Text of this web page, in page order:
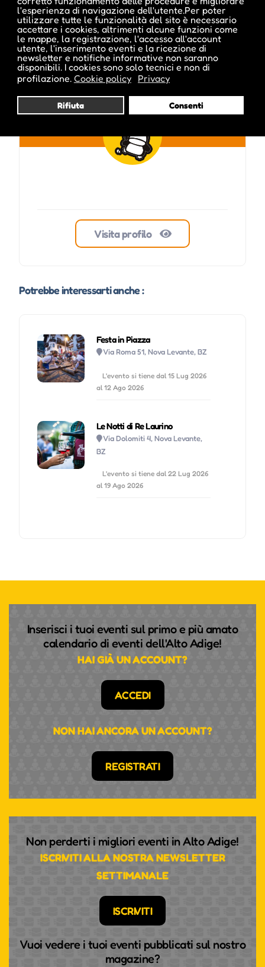
l'esperienza di navigazione dell'utente.Per poter
utilizzare tutte le funzionalità del sito è necessario
accettare i cookies, altrimenti alcune funzioni come
le mappe, la registrazione, l'accesso all'account
utente, l'inserimento eventi e la ricezione di
newsletter e notifiche informative non saranno
disponibili. I cookies sono solo tecnici e non di
profilazione. Cookie policy Privacy
Rifiuta Consenti
Pubblicato da :
TvWelschnofen
Visita profilo
Potrebbe interessarti anche :
Festa in Piazza
Via Roma 51, Nova Levante, BZ
L'evento si tiene dal 15 Lug 2026
al 12 Ago 2026
Le Notti di Re Laurino
Via Dolomiti 4, Nova Levante,
BZ
L'evento si tiene dal 22 Lug 2026
al 19 Ago 2026
Inserisci i tuoi eventi sul primo e più amato
calendario di eventi dell'Alto Adige!
HAI GIÀ UN ACCOUNT?
ACCEDI
NON HAI ANCORA UN ACCOUNT?
REGISTRATI
Non perderti i migliori eventi in Alto Adige!
ISCRIVITI ALLA NOSTRA NEWSLETTER
SETTIMANALE
ISCRIVITI
Vuoi vedere i tuoi eventi pubblicati sul nostro
magazine?